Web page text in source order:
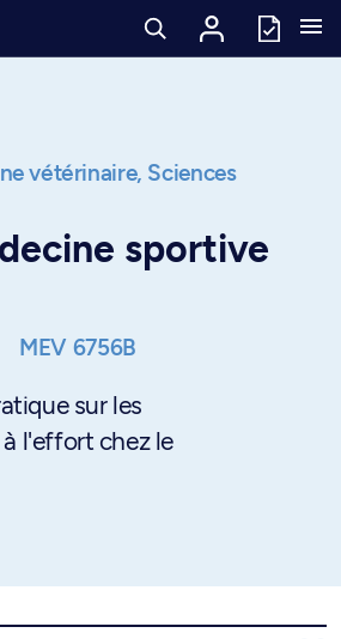
vétérinaire, Sciences
sportive
MEV 6756B
sur les
l'effort chez le